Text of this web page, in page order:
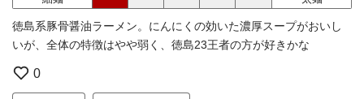
徳島系豚骨醤油ラーメン。にんにくの効いた濃厚スープがおいし
いが、全体の特徴はやや弱く、徳島23王者の方が好きかな
0